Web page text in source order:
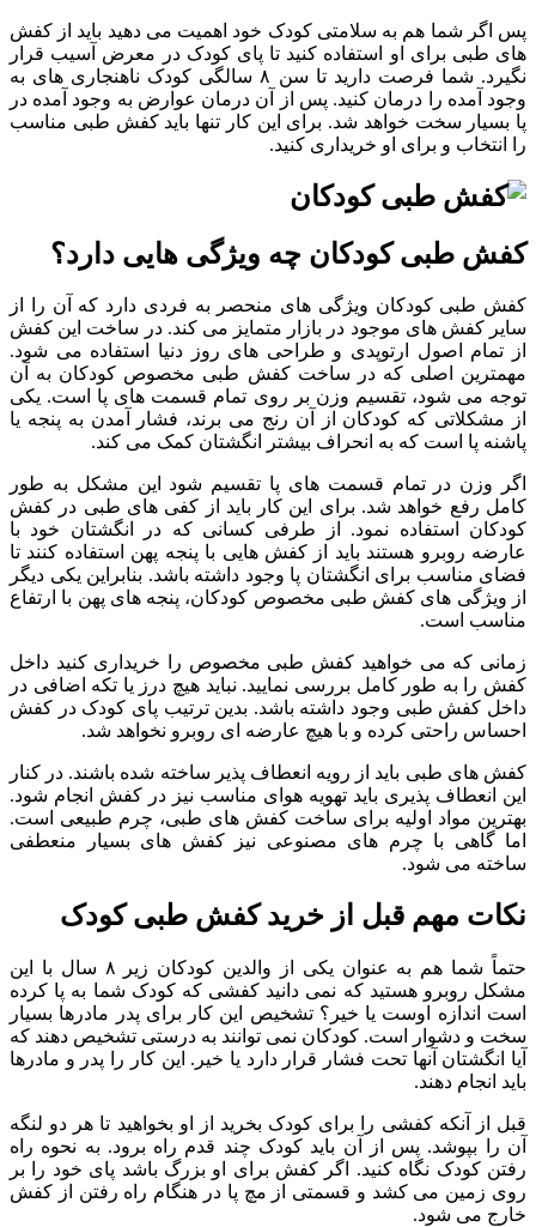
پس اگر شما هم به سلامتی کودک خود اهمیت می دهید باید از کفش
های طبی برای او استفاده کنید تا پای کودک در معرض آسیب قرار
نگیرد. شما فرصت دارید تا سن ۸ سالگی کودک ناهنجاری های به
وجود آمده را درمان کنید. پس از آن درمان عوارض به وجود آمده در
پا بسیار سخت خواهد شد. برای این کار تنها باید کفش طبی مناسب
را انتخاب و برای او خریداری کنید.
کفش طبی کودکان چه ویژگی هایی دارد؟
کفش طبی کودکان ویژگی های منحصر به فردی دارد که آن را از
سایر کفش های موجود در بازار متمایز می کند. در ساخت این کفش
از تمام اصول ارتوپدی و طراحی های روز دنیا استفاده می شود.
مهمترین اصلی که در ساخت کفش طبی مخصوص کودکان به آن
توجه می شود، تقسیم وزن بر روی تمام قسمت های پا است. یکی
از مشکلاتی که کودکان از آن رنج می برند، فشار آمدن به پنجه یا
پاشنه پا است که به انحراف بیشتر انگشتان کمک می کند.
اگر وزن در تمام قسمت های پا تقسیم شود این مشکل به طور
کامل رفع خواهد شد. برای این کار باید از کفی های طبی در کفش
کودکان استفاده نمود. از طرفی کسانی که در انگشتان خود با
عارضه روبرو هستند باید از کفش هایی با پنجه پهن استفاده کنند تا
فضای مناسب برای انگشتان پا وجود داشته باشد. بنابراین یکی دیگر
از ویژگی های کفش طبی مخصوص کودکان، پنجه های پهن با ارتفاع
مناسب است.
زمانی که می خواهید کفش طبی مخصوص را خریداری کنید داخل
کفش را به طور کامل بررسی نمایید. نباید هیچ درز یا تکه اضافی در
داخل کفش طبی وجود داشته باشد. بدین ترتیب پای کودک در کفش
احساس راحتی کرده و با هیچ عارضه ای روبرو نخواهد شد.
کفش های طبی باید از رویه انعطاف پذیر ساخته شده باشند. در کنار
این انعطاف پذیری باید تهویه هوای مناسب نیز در کفش انجام شود.
بهترین مواد اولیه برای ساخت کفش های طبی، چرم طبیعی است.
اما گاهی با چرم های مصنوعی نیز کفش های بسیار منعطفی
ساخته می شود.
نکات مهم قبل از خرید کفش طبی کودک
حتماً شما هم به عنوان یکی از والدین کودکان زیر ۸ سال با این
مشکل روبرو هستید که نمی دانید کفشی که کودک شما به پا کرده
است اندازه اوست یا خیر؟ تشخیص این کار برای پدر مادرها بسیار
سخت و دشوار است. کودکان نمی توانند به درستی تشخیص دهند که
آیا انگشتان آنها تحت فشار قرار دارد یا خیر. این کار را پدر و مادرها
باید انجام دهند.
قبل از آنکه کفشی را برای کودک بخرید از او بخواهید تا هر دو لنگه
آن را بپوشد. پس از آن باید کودک چند قدم راه برود. به نحوه راه
رفتن کودک نگاه کنید. اگر کفش برای او بزرگ باشد پای خود را بر
روی زمین می کشد و قسمتی از مچ پا در هنگام راه رفتن از کفش
خارج می شود.